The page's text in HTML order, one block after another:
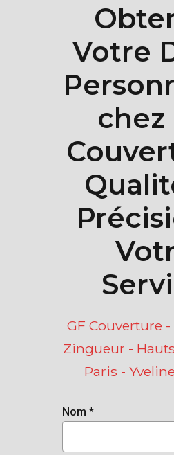
Votre
chez
GF Couverture
Zingueur -
Paris -
Nom *